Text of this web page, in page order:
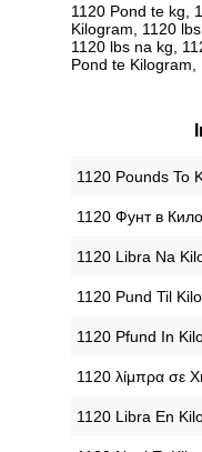
1120 Pond te kg,
Kilogram, 1120
1120 lbs na kg,
Pond te Kilogram,
‎1120 Pounds To
‎1120 Фунт в
‎1120 Libra Na
‎1120 Pund Til
‎1120 Pfund In
‎1120 λίμπρα σε
‎1120 Libra En